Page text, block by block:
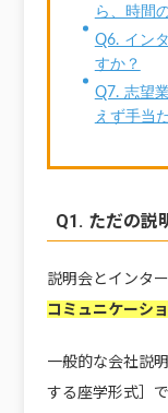
ら、時間
Q6. イン
すか？
Q7. 志望
えず手当
Q1. ただの説
説明会とインタ
コミュニケーシ
一般的な会社説
する座学形式］